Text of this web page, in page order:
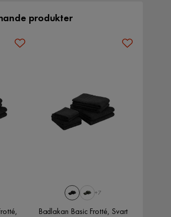
produkter
+7
Badlakan Basic Frotté, Svart